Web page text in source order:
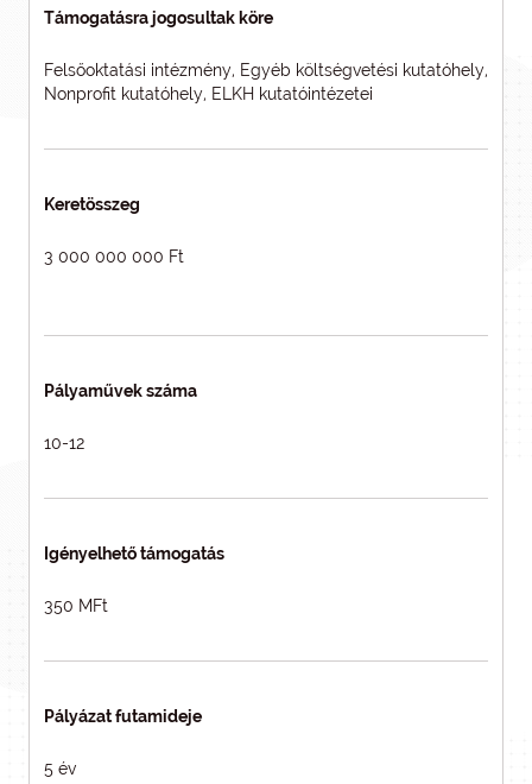
Támogatásra jogosultak köre
Felsőoktatási intézmény, Egyéb költségvetési kutatóhely,
Nonprofit kutatóhely, ELKH kutatóintézetei
Keretösszeg
3 000 000 000 Ft
Pályaművek száma
10-12
Igényelhető támogatás
350 MFt
Pályázat futamideje
5 év